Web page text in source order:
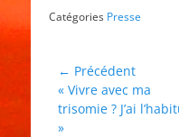
Catégories Presse
Navigation
de
l’article
← Précédent
Article
précédent :
« Vivre avec ma
trisomie ? J’ai
»